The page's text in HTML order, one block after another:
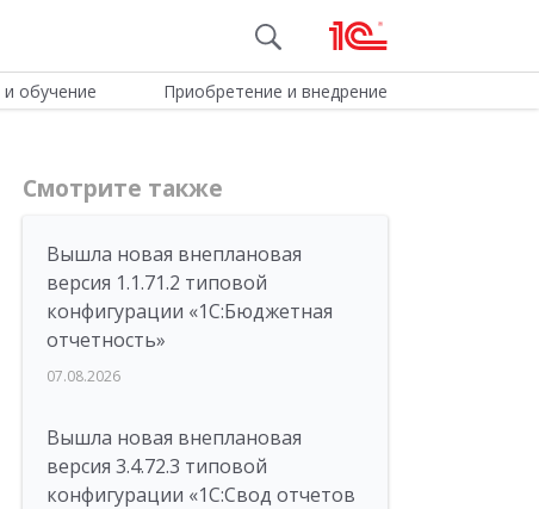
обучение Приобретение и внедрение
Смотрите также
Вышла новая внеплановая
версия 1.1.71.2 типовой
конфигурации «1C:Бюджетная
отчетность»
07.08.2026
Вышла новая внеплановая
версия 3.4.72.3 типовой
конфигурации «1C:Свод отчетов